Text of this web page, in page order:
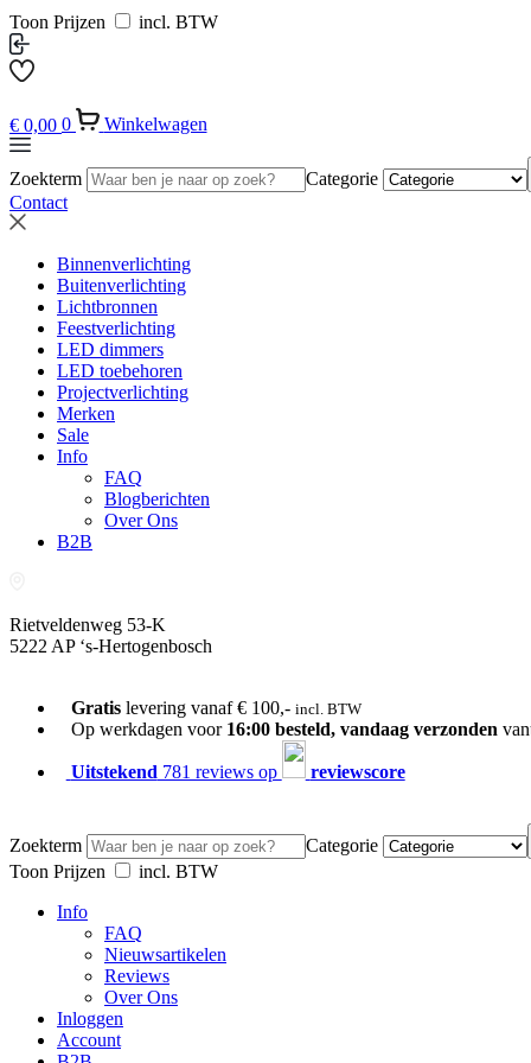
Toon Prijzen incl. BTW
€ 0,00 0 Winkelwagen
Zoekterm
Categorie
Contact
Binnenverlichting
Buitenverlichting
Lichtbronnen
Feestverlichting
LED dimmers
LED toebehoren
Projectverlichting
Merken
Sale
Info
FAQ
Blogberichten
Over Ons
B2B
Rietveldenweg 53-K
5222 AP ‘s-Hertogenbosch
Gratislevering vanaf € 100,- incl. BTW
Op werkdagen voor 16:00 besteld, vandaag verzonden
Uitstekend 781 reviews op reviewscore
Zoekterm
Categorie
Toon Prijzen
incl. BTW
Info
FAQ
Nieuwsartikelen
Reviews
Over Ons
Inloggen
Account